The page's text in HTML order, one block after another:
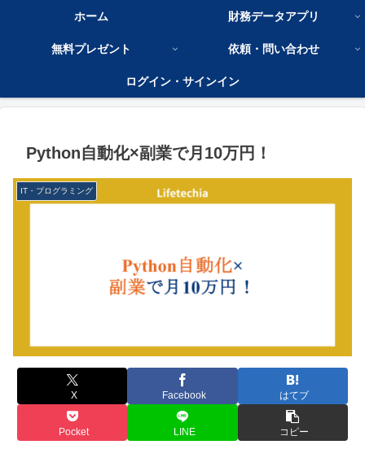
ホーム 財務データアプリ
無料プレゼント 依頼・問い合わせ
ログイン・サインイン
Python自動化×副業で月10万円！
IT・プログラミング
X Facebook はてブ
Pocket LINE コピー